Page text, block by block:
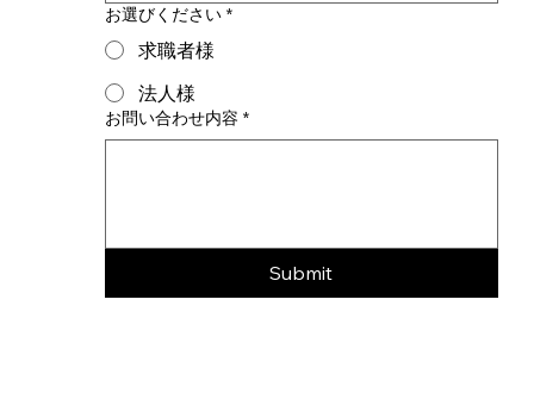
お選びください *
求職者様
法人様
お問い合わせ内容 *
Submit